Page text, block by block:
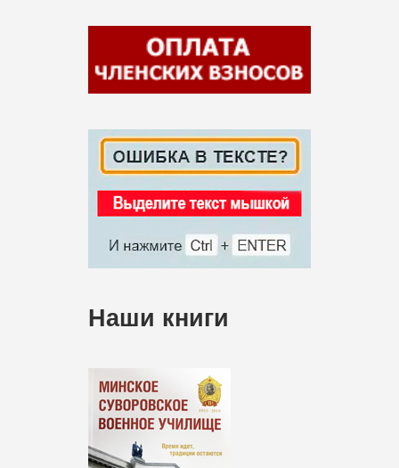
Наши книги